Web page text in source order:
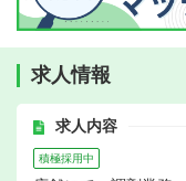
求人情報
求人内容
積極採用中